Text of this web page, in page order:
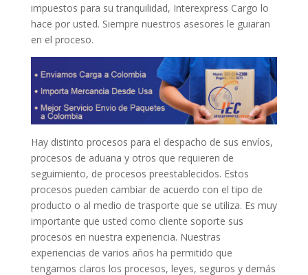
impuestos para su tranquilidad, Interexpress Cargo lo
hace por usted. Siempre nuestros asesores le guiaran
en el proceso.
Hay distinto procesos para el despacho de sus envíos,
procesos de aduana y otros que requieren de
seguimiento, de procesos preestablecidos. Estos
procesos pueden cambiar de acuerdo con el tipo de
producto o al medio de trasporte que se utiliza. Es muy
importante que usted como cliente soporte sus
procesos en nuestra experiencia. Nuestras
experiencias de varios años ha permitido que
tengamos claros los procesos, leyes, seguros y demás